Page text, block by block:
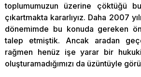
toplumumuzun üzerine çöktüğü
çıkartmakta kararlıyız. Daha 2007
dönemimde bu konuda gereken
talep etmiştik. Ancak aradan
rağmen henüz işe yarar bir
oluşturamadığımızı da üzüntüyle